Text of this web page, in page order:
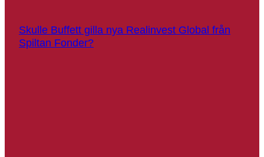
Skulle Buffett gilla nya Realinvest Global från
Spiltan Fonder?